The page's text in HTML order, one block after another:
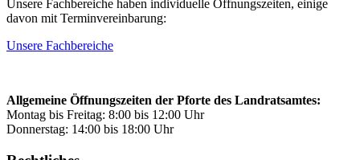
Unsere Fachbereiche haben individuelle Öffnungszeiten, einige
davon mit Terminvereinbarung:
Unsere Fachbereiche
Allgemeine Öffnungszeiten der Pforte des Landratsamtes:
Montag bis Freitag: 8:00 bis 12:00 Uhr
Donnerstag: 14:00 bis 18:00 Uhr